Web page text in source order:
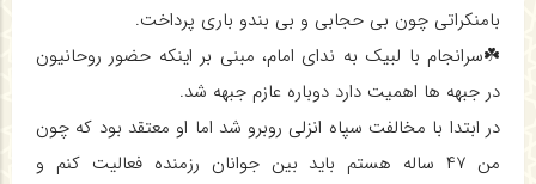
بامنکراتی چون بی حجابی و بی بندو باری پرداخت.
☘️سرانجام با لبیک به ندای امام، مبنی بر اینکه حضور روحانیون
در جبهه ها اهمیت دارد دوباره عازم جبهه شد.
در ابتدا با مخالفت سپاه انزلی روبرو شد اما او معتقد بود که چون
من ۴۷ ساله هستم باید بین جوانان رزمنده فعالیت کنم و